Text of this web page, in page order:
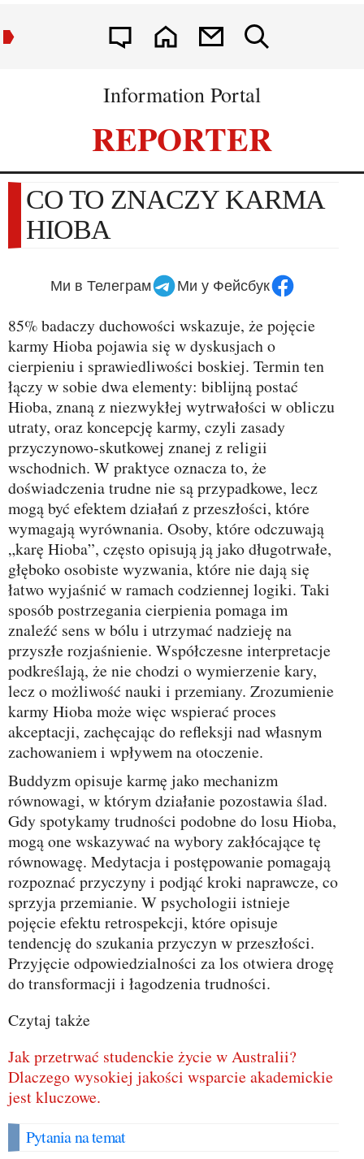
Information Portal
REPORTER
CO TO ZNACZY KARMA
HIOBA
Ми в Телеграм Ми у Фейсбук
85% badaczy duchowości wskazuje, że pojęcie
karmy Hioba pojawia się w dyskusjach o
cierpieniu i sprawiedliwości boskiej. Termin ten
łączy w sobie dwa elementy: biblijną postać
Hioba, znaną z niezwykłej wytrwałości w obliczu
utraty, oraz koncepcję karmy, czyli zasady
przyczynowo‑skutkowej znanej z religii
wschodnich. W praktyce oznacza to, że
doświadczenia trudne nie są przypadkowe, lecz
mogą być efektem działań z przeszłości, które
wymagają wyrównania. Osoby, które odczuwają
„karę Hioba”, często opisują ją jako długotrwałe,
głęboko osobiste wyzwania, które nie dają się
łatwo wyjaśnić w ramach codziennej logiki. Taki
sposób postrzegania cierpienia pomaga im
znaleźć sens w bólu i utrzymać nadzieję na
przyszłe rozjaśnienie. Współczesne interpretacje
podkreślają, że nie chodzi o wymierzenie kary,
lecz o możliwość nauki i przemiany. Zrozumienie
karmy Hioba może więc wspierać proces
akceptacji, zachęcając do refleksji nad własnym
zachowaniem i wpływem na otoczenie.
Buddyzm opisuje karmę jako mechanizm
równowagi, w którym działanie pozostawia ślad.
Gdy spotykamy trudności podobne do losu Hioba,
mogą one wskazywać na wybory zakłócające tę
równowagę. Medytacja i postępowanie pomagają
rozpoznać przyczyny i podjąć kroki naprawcze, co
sprzyja przemianie. W psychologii istnieje
pojęcie efektu retrospekcji, które opisuje
tendencję do szukania przyczyn w przeszłości.
Przyjęcie odpowiedzialności za los otwiera drogę
do transformacji i łagodzenia trudności.
Czytaj także
Jak przetrwać studenckie życie w Australii?
Dlaczego wysokiej jakości wsparcie akademickie
jest kluczowe.
Pytania na temat